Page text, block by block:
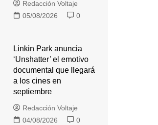
Redacción Voltaje
05/08/2026
0
Linkin Park anuncia
‘Unshatter’ el emotivo
documental que llegará
a los cines en
septiembre
Redacción Voltaje
04/08/2026
0